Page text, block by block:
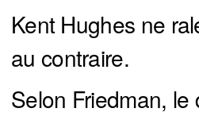
Kent Hughes ne
au contraire.
Selon Friedman, le